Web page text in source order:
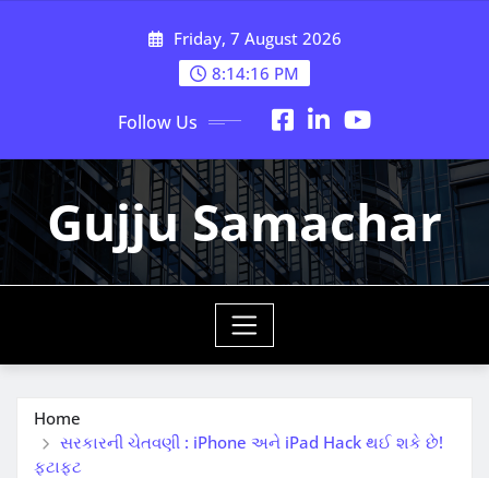
Friday, 7 August 2026
8:14:18 PM
Follow Us
Gujju Samachar
Home
સરકારની ચેતવણી : iPhone અને iPad Hack થઈ શકે છે!
ફટાફટ